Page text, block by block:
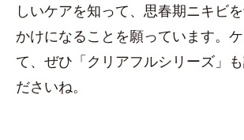
しいケアを知って、思春期ニキビ
かけになることを願っています。
て、ぜひ「クリアフルシリーズ」
ださいね。